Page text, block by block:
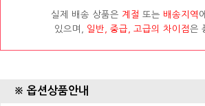
실제 배송 상품은 계절 또는 배송지역
있으며, 일반, 중급, 고급의 차이점은
※ 옵션상품안내